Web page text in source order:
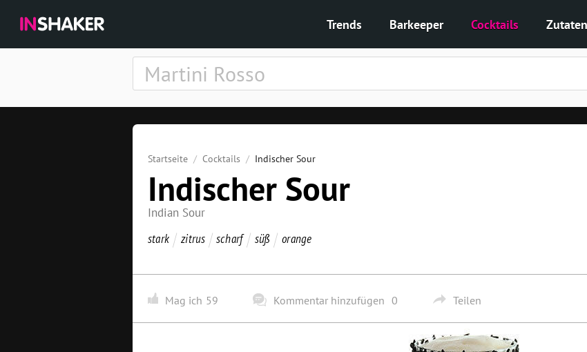
Trends Barkeeper Cocktails Zutaten
Startseite Cocktails Indischer Sour
Indischer Sour
Indian Sour
stark zitrus scharf süß orange
Mag ich 59 Kommentar hinzufügen 0 Teilen